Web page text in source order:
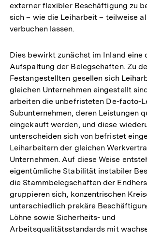
externer flexibler Beschäftigung zu
sich – wie die Leiharbeit – teilweise
verbuchen lassen.
Dies bewirkt zunächst im Inland eine
Aufspaltung der Belegschaften. Zu
Festangestellten gesellen sich
gleichen Unternehmen eingestellt
arbeiten die unbefristeten De-facto-
Subunternehmen, deren Leistungen
eingekauft werden, und diese
unterscheiden sich von befristet
Leiharbeitern der gleichen
Unternehmen. Auf diese Weise
eigentümliche Stabilität instabiler
die Stammbelegschaften der
gruppieren sich, konzentrischen
unterschiedlich prekäre
Löhne sowie Sicherheits- und
Arbeitsqualitätsstandards mit